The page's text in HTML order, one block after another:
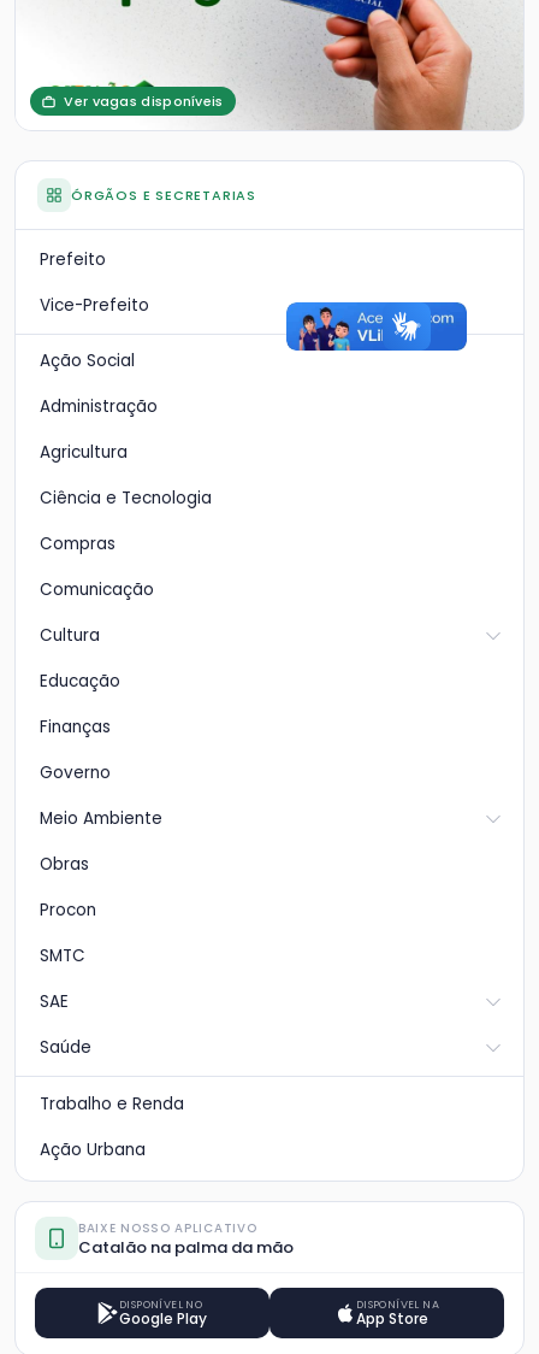
Ver vagas disponíveis
ÓRGÃOS E SECRETARIAS
Prefeito
Vice-Prefeito
Ação Social
Administração
Agricultura
Ciência e Tecnologia
Compras
Comunicação
Cultura
Educação
Finanças
Governo
Meio Ambiente
Obras
Procon
SMTC
SAE
Saúde
Trabalho e Renda
Ação Urbana
BAIXE NOSSO APLICATIVO
Catalão na palma da mão
DISPONÍVEL NO
Google Play
DISPONÍVEL NA
App Store